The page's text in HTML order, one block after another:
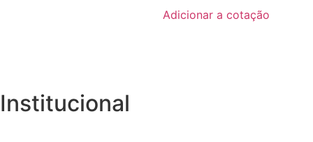
Adicionar a cotação
Institucional